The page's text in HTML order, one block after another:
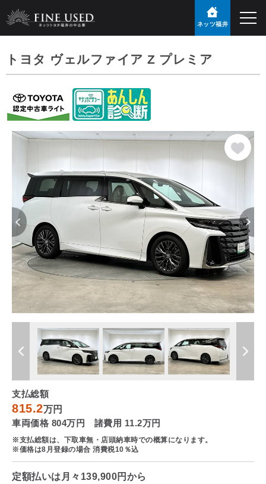
ネッツ福井
トヨタ ヴェルファイア Z プレミア
支払総額
815.2万円
車両価格 804万円 諸費用 11.2万円
※支払総額は、下取車無・店頭納車時での概算になります。
※価格は8月登録の場合 消費税10％込
定額払いは月々139,900円から